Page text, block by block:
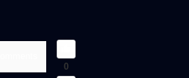
0